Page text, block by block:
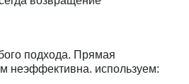
подхода. Прямая
неэффективна. используем: